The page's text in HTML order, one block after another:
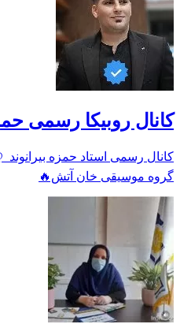
کانال روبیکا رسمی
گروه موسیقی خان آتش🔥